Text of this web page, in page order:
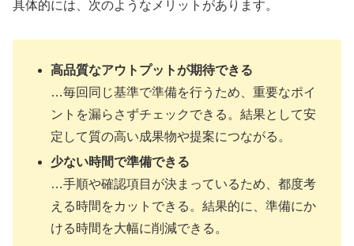
具体的には、次のようなメリットがあります。
高品質なアウトプットが期待できる
…毎回同じ基準で準備を行うため、重要なポイ
ントを漏らさずチェックできる。結果として安
定して質の高い成果物や提案につながる。
少ない時間で準備できる
…手順や確認項目が決まっているため、都度考
える時間をカットできる。結果的に、準備にか
ける時間を大幅に削減できる。